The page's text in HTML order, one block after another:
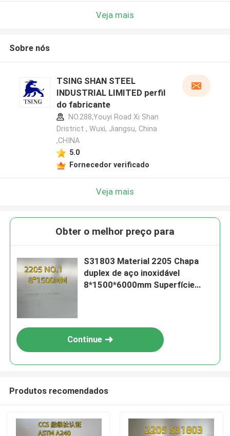
Veja mais
Sobre nós
TSING SHAN STEEL
INDUSTRIAL LIMITED perfil
do fabricante
NO.288,Youyi Road Xi Shan
Dristrict , Wuxi, Jiangsu, China
,CHINA
5.0
Fornecedor verificado
Veja mais
Obter o melhor preço para
S31803 Material 2205 Chapa
duplex de aço inoxidável
8*1500*6000mm Superfície
Continue
Produtos recomendados